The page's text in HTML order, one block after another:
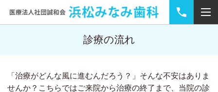
診療の流れ
「治療がどんな風に進むんだろう？」そんな不安はありま
せんか？ こちらではご来院から治療の終了まで、当院の診